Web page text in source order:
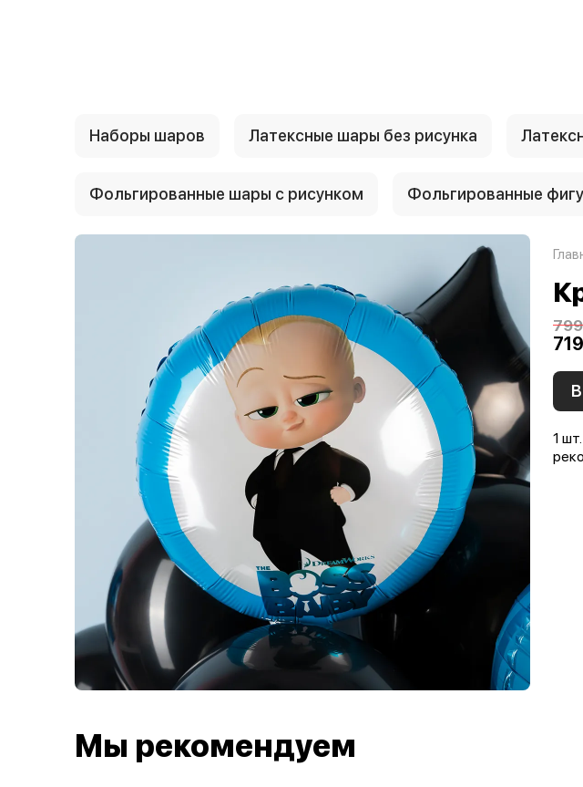
Наборы шаров Латексные шары без рисунка
Фольгированные шары с рисунком Фольгированные
1
Мы рекомендуем